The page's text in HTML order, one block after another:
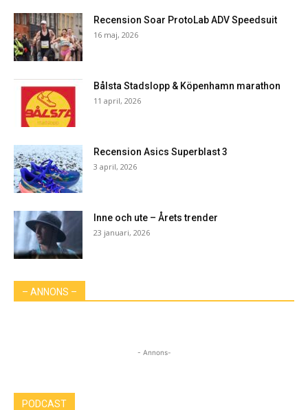
Recension Soar ProtoLab ADV Speedsuit
16 maj, 2026
Bålsta Stadslopp & Köpenhamn marathon
11 april, 2026
Recension Asics Superblast 3
3 april, 2026
Inne och ute – Årets trender
23 januari, 2026
– ANNONS –
- Annons-
PODCAST